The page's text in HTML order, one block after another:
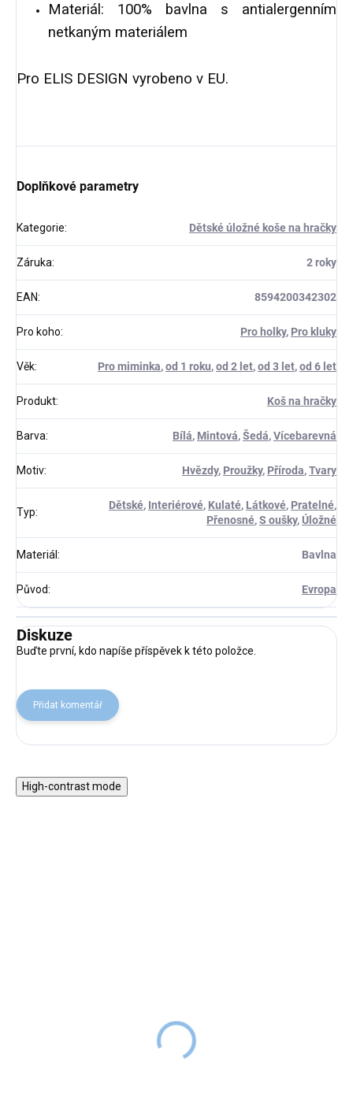
Materiál: 100% bavlna s antialergenním
netkaným materiálem
Pro ELIS DESIGN vyrobeno v EU.
Doplňkové parametry
Kategorie: Dětské úložné koše na hračky
Záruka: 2 roky
EAN: 8594200342302
Pro koho: Pro holky, Pro kluky
Věk: Pro miminka,od 1 roku,od 2 let,od 3 let,od 6 let
Produkt: Koš na hračky
Barva: Bílá, Mintová,Šedá,Vícebarevná
Motiv: Hvězdy, Proužky, Příroda,Tvary
Typ:
Dětské, Interiérové, Kulaté, Látkové, Pratelné,
Přenosné,S oušky,Úložné
Materiál: Bavlna
Původ: Evropa
Diskuze
Buďte první, kdo napíše příspěvek k této položce.
Přidat komentář
High-contrast mode
SKLADEM